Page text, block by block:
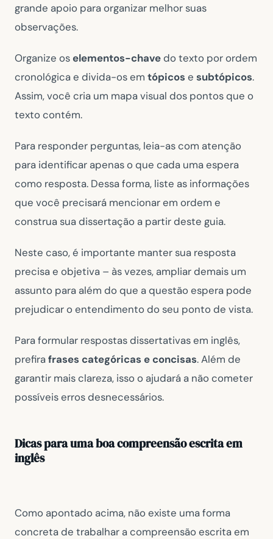
grande apoio para organizar melhor suas
observações.
Organize oselementos-chavedo texto por ordem
cronológica e divida-os em tópicos e subtópicos.
Assim, você cria um mapa visual dos pontos que o
texto contém.
Para responder perguntas, leia-as com atenção
para identificar apenas o que cada uma espera
como resposta. Dessa forma, liste as informações
que você precisará mencionar em ordem e
construa sua dissertação a partir deste guia.
Neste caso, é importante manter sua resposta
precisa e objetiva – às vezes, ampliar demais um
assunto para além do que a questão espera pode
prejudicar o entendimento do seu ponto de vista.
Para formular respostas dissertativas em inglês,
prefirafrases categóricas e concisas. Além de
garantir mais clareza, isso o ajudará a não cometer
possíveis erros desnecessários.
Dicas para uma boa compreensão escrita em
inglês
Como apontado acima, não existe uma forma
concreta de trabalhar a compreensão escrita em